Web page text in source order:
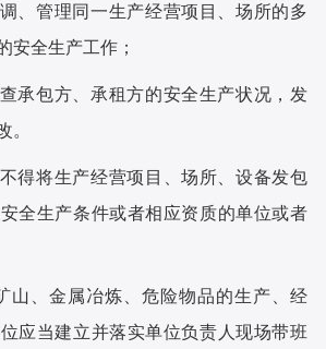
调、管理同一生产经营项目、场所的多
安全生产工作；
查承包方、承租方的安全生产状况，发
。
得将生产经营项目、场所、设备发包
全生产条件或者相应资质的单位或者
山、金属冶炼、危险物品的生产、经
应当建立并落实单位负责人现场带班